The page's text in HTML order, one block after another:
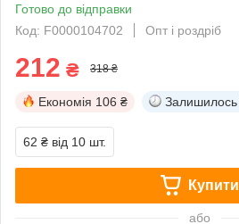
Готово до відправки
Код: F0000104702
Опт і роздріб
212 ₴ 318 ₴
Економія 106 ₴ Залишилось
62 ₴ від 10 шт.
Купити
або